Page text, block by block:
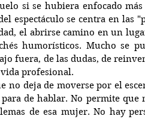
si se hubiera enfocado
espectáculo se centra en las
el abrirse camino en un
humorísticos. Mucho se
fuera, de las dudas, de
profesional.
no deja de moverse por el
de hablar. No permite que
de esa mujer. No hay